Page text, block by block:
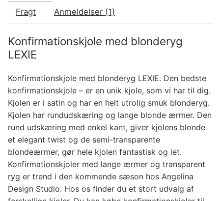
Fragt Anmeldelser (1)
Konfirmationskjole med blonderyg
LEXIE
Konfirmationskjole med blonderyg LEXIE. Den bedste
konfirmationskjole – er en unik kjole, som vi har til dig.
Kjolen er i satin og har en helt utrolig smuk blonderyg.
Kjolen har rundudskæring og lange blonde ærmer. Den
rund udskæring med enkel kant, giver kjolens blonde
et elegant twist og de semi-transparente
blondeærmer, gør hele kjolen fantastisk og let.
Konfirmationskjoler med lange ærmer og transparent
ryg er trend i den kommende sæson hos Angelina
Design Studio. Hos os finder du et stort udvalg af